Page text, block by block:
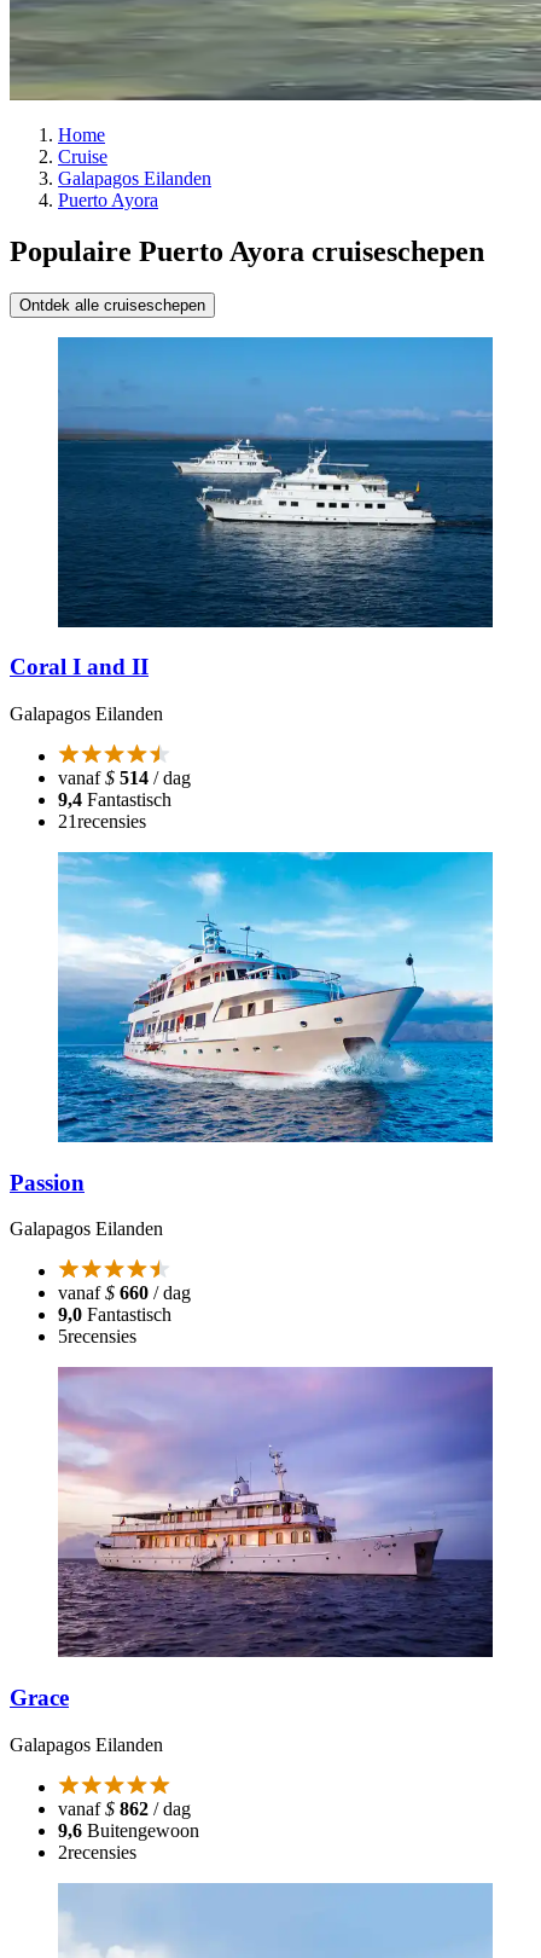
Home
Cruise
Galapagos Eilanden
Puerto Ayora
Populaire Puerto Ayora cruiseschepen
Ontdek alle cruiseschepen
Coral I and II
Galapagos Eilanden
vanaf$ 514 / dag
9,4 Fantastisch
21recensies
Passion
Galapagos Eilanden
vanaf$ 660 / dag
9,0 Fantastisch
5recensies
Grace
Galapagos Eilanden
vanaf$ 862 / dag
9,6 Buitengewoon
2recensies